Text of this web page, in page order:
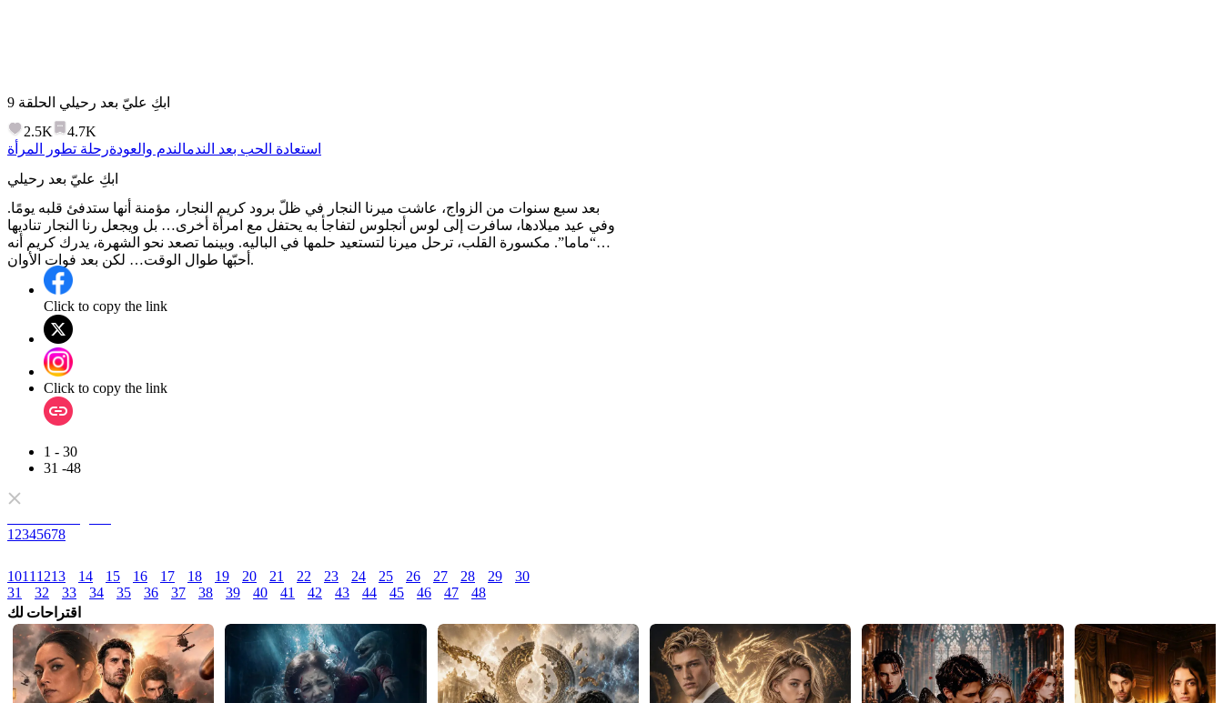
ابكِ عليّ بعد رحيلي الحلقة 9
2.5K
4.7K
استعادة الحب بعد الندمالندم والعودةرحلة تطور المرأة
ابكِ عليّ بعد رحيلي
بعد سبع سنوات من الزواج، عاشت ميرنا النجار في ظلّ برود كريم النجار، مؤمنة أنها ستدفئ قلبه يومًا.
وفي عيد ميلادها، سافرت إلى لوس أنجلوس لتفاجأ به يحتفل مع امرأة أخرى… بل ويجعل رنا النجار تناديها
“ماما”. مكسورة القلب، ترحل ميرنا لتستعيد حلمها في الباليه. وبينما تصعد نحو الشهرة، يدرك كريم أنه
أحبّها طوال الوقت… لكن بعد فوات الأوان.
Click to copy the link
Click to copy the link
1 - 30
31 -48
1 2345678
1011 1213 14 15 16 17 18 19 20 21 22 23 24 25 26 27 28 29
30
31
32 33 34 35 36 37 38 39 40 41 42 43 44 45 46 47 48
اقتراحات لك